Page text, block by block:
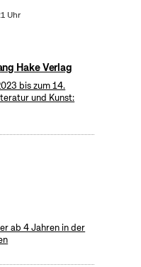
Uhr
Hake Verlag
bis zum 14.
und Kunst:
ab 4 Jahren in der